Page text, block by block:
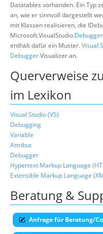
Datatables vorhanden. Ein Typ
an, wie er sinnvoll dargestellt
mit Klassen realisieren, die
Microsoft.VisualStudio.Debugger
enthält dafür ein Muster.Visual
DebuggerVisualizer an.
Querverweise
im Lexikon
Visual Studio (VS)
Debugging
Variable
Attribut
Debugger
Hypertext Markup Language
Extensible Markup Language
Beratung &
Anfrage für Beratung/